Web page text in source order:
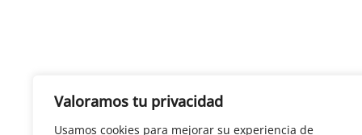
Valoramos tu privacidad
Usamos cookies para mejorar su experiencia de